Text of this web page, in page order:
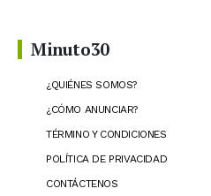
Minuto30
¿QUIÉNES SOMOS?
¿CÓMO ANUNCIAR?
TÉRMINO Y CONDICIONES
POLÍTICA DE PRIVACIDAD
CONTÁCTENOS